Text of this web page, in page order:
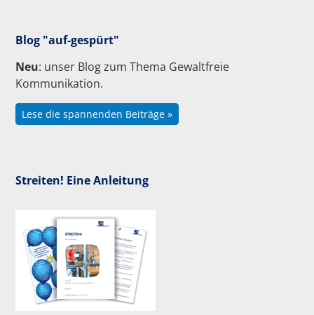
Blog "auf-gespürt"
Neu: unser Blog zum Thema Gewaltfreie
Kommunikation.
Lese die spannenden Beiträge »
Streiten! Eine Anleitung